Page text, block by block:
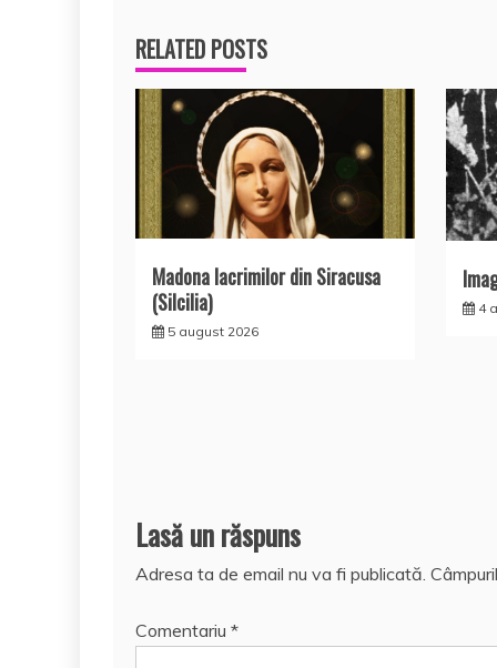
articole
RELATED POSTS
Madona lacrimilor din Siracusa
(Silcilia)
5 august 2026
4
Lasă un răspuns
Adresa ta de email nu va fi publicată.
Comentariu *